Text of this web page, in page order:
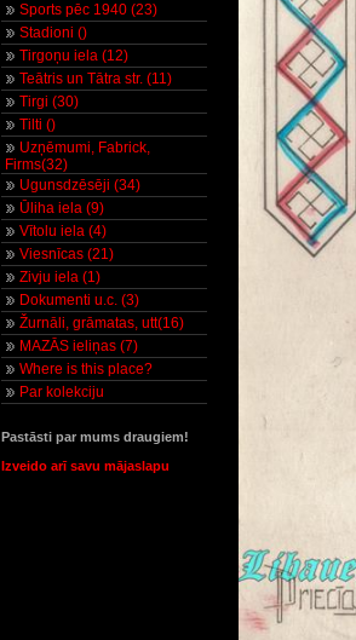
Sports pēc 1940 (23)
Stadioni ()
Tirgoņu iela (12)
Teātris un Tātra str. (11)
Tirgi (30)
Tilti ()
Uzņēmumi, Fabrick,
Firms(32)
Ugunsdzēsēji (34)
Ūliha iela (9)
Vītolu iela (4)
Viesnīcas (21)
Zivju iela (1)
Dokumenti u.c. (3)
Žurnāli, grāmatas, utt(16)
MAZĀS ieliņas (7)
Where is this place?
Par kolekciju
Pastāsti par mums draugiem!
Izveido arī savu mājaslapu